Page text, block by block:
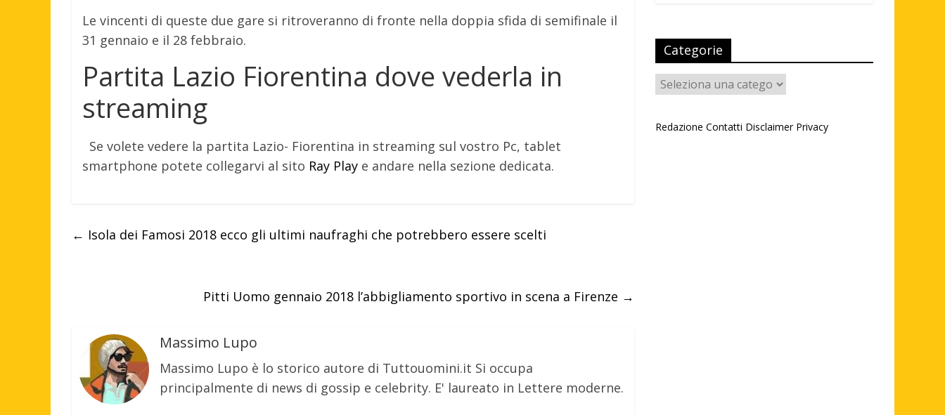
Le vincenti di queste due gare si ritroveranno di fronte nella doppia sfida di semifinale il
31 gennaio e il 28 febbraio.
Partita Lazio Fiorentina dove vederla in
streaming
Se volete vedere la partita Lazio- Fiorentina in streaming sul vostro Pc, tablet
smartphone potete collegarvi al sito Ray Play e andare nella sezione dedicata.
← Isola dei Famosi 2018 ecco gli ultimi naufraghi che potrebbero essere scelti
Pitti Uomo gennaio 2018 l’abbigliamento sportivo in scena a Firenze →
Massimo Lupo
Massimo Lupo è lo storico autore di Tuttouomini.it Si occupa
principalmente di news di gossip e celebrity. E' laureato in Lettere moderne.
Categorie
Categorie
Redazione Contatti Disclaimer Privacy